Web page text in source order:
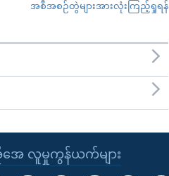
အစီအစဉ်တွဲများအားလုံးကြည့်ရှုရန်
ေ လူမှုကွန်ယက်များ